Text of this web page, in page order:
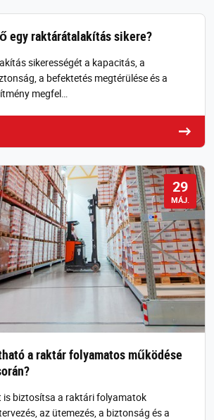
egy raktárátalakítás sikere?
sikerességét a kapacitás, a
a befektetés megtérülése és a
megfel…
29
MÁJ.
a raktár folyamatos működése
biztosítsa a raktári folyamatok
az ütemezés, a biztonság és a